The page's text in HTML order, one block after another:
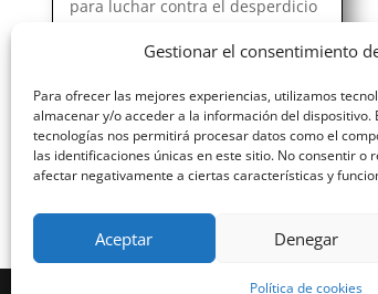
Gestionar el consentimiento
Para ofrecer las mejores experiencias, utilizamos
almacenar y/o acceder a la información del dispositivo.
tecnologías nos permitirá procesar datos como el
las identificaciones únicas en este sitio. No consentir o
afectar negativamente a ciertas características y
Aceptar Denegar
Política de cookies
para luchar contra el desperdicio
escolares. Nuestro colegio se une
de País Vasco...
« ENTRADAS MÁS ANTIGUAS